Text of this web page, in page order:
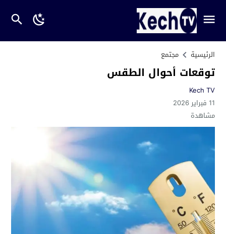
الرئيسية مجتمع
توقعات أحوال الطقس
Kech TV
11 فبراير 2026
مشاهدة